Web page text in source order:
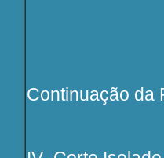
Continuação da